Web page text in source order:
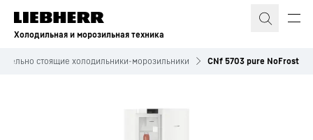
Холодильная и морозильная техника
стоящие холодильники-морозильники CNf 5703 pure NoFrost